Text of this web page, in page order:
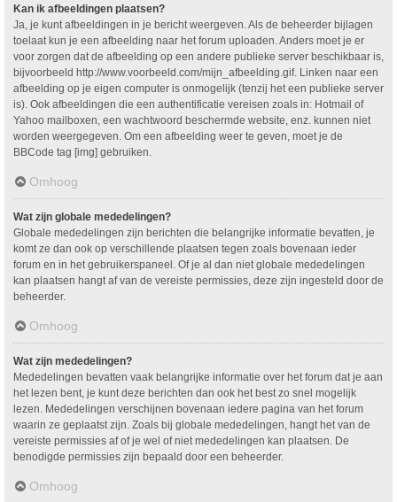
Kan ik afbeeldingen plaatsen?
Ja, je kunt afbeeldingen in je bericht weergeven. Als de beheerder bijlagen
toelaat kun je een afbeelding naar het forum uploaden. Anders moet je er
voor zorgen dat de afbeelding op een andere publieke server beschikbaar is,
bijvoorbeeld http://www.voorbeeld.com/mijn_afbeelding.gif. Linken naar een
afbeelding op je eigen computer is onmogelijk (tenzij het een publieke server
is). Ook afbeeldingen die een authentificatie vereisen zoals in: Hotmail of
Yahoo mailboxen, een wachtwoord beschermde website, enz. kunnen niet
worden weergegeven. Om een afbeelding weer te geven, moet je de
BBCode tag [img] gebruiken.
Omhoog
Wat zijn globale mededelingen?
Globale mededelingen zijn berichten die belangrijke informatie bevatten, je
komt ze dan ook op verschillende plaatsen tegen zoals bovenaan ieder
forum en in het gebruikerspaneel. Of je al dan niet globale mededelingen
kan plaatsen hangt af van de vereiste permissies, deze zijn ingesteld door de
beheerder.
Omhoog
Wat zijn mededelingen?
Mededelingen bevatten vaak belangrijke informatie over het forum dat je aan
het lezen bent, je kunt deze berichten dan ook het best zo snel mogelijk
lezen. Mededelingen verschijnen bovenaan iedere pagina van het forum
waarin ze geplaatst zijn. Zoals bij globale mededelingen, hangt het van de
vereiste permissies af of je wel of niet mededelingen kan plaatsen. De
benodigde permissies zijn bepaald door een beheerder.
Omhoog